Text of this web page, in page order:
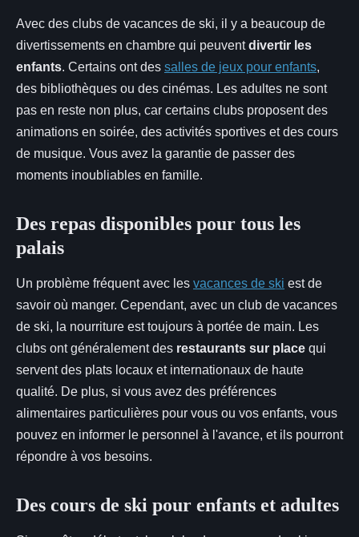
Avec des clubs de vacances de ski, il y a beaucoup de
divertissements en chambre qui peuventdivertir les
enfants. Certains ont des salles de jeux pour enfants,
des bibliothèques ou des cinémas. Les adultes ne sont
pas en reste non plus, car certains clubs proposent des
animations en soirée, des activités sportives et des cours
de musique. Vous avez la garantie de passer des
moments inoubliables en famille.
Des repas disponibles pour tous les
palais
Un problème fréquent avec les vacances de ski est de
savoir où manger. Cependant, avec un club de vacances
de ski, la nourriture est toujours à portée de main. Les
clubs ont généralement des restaurants sur place qui
servent des plats locaux et internationaux de haute
qualité. De plus, si vous avez des préférences
alimentaires particulières pour vous ou vos enfants, vous
pouvez en informer le personnel à l'avance, et ils pourront
répondre à vos besoins.
Des cours de ski pour enfants et adultes